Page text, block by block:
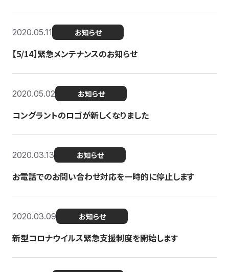
2020.05.11 お知らせ
【5/14】緊急メンテナンスのお知らせ
2020.05.02 お知らせ
コングラントのロゴが新しくなりました
2020.03.13 お知らせ
お電話でのお問い合わせ対応を一時的に停止します
2020.03.09 お知らせ
新型コロナウイルス緊急支援制度を開始します